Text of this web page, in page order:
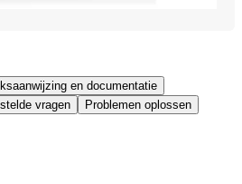
en documentatie
vragen Problemen oplossen